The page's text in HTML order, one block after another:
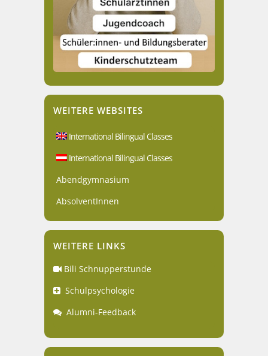
WEITERE WEBSITES
International Bilingual Classes
International Bilingual Classes
Abendgymnasium
AbsolventInnen
WEITERE LINKS
Bili Schnupperstunde
Schulpsychologie
Alumni-Feedback